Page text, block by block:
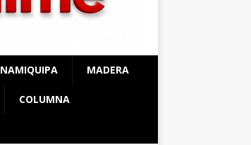
NAMIQUIPA MADERA
COLUMNA